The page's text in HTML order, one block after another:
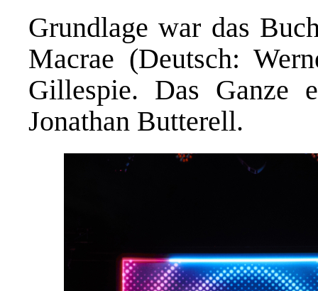
Grundlage war das
Macrae (Deutsch:
Gillespie. Das Ganze
Jonathan Butterell.